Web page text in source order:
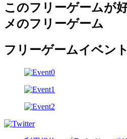
このフリーゲームが
メのフリーゲーム
フリーゲームイベン